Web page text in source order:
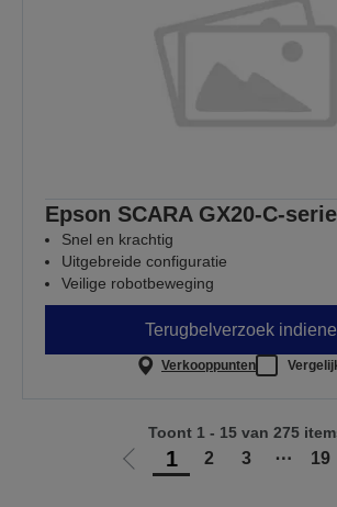
Epson SCARA GX20-C-
Snel en krachtig
Uitgebreide configuratie
Veilige robotbeweging
Terugbelverzoek
Verkooppunten
Ga
1 2 3 ⋯ 19
Toont 1 - 15 van 275